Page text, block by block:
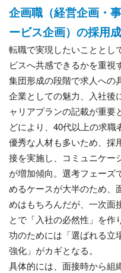
企画職（経営企画・
ービス企画）の採用
転職で実現したいこととし
ビスへ共感できるかを重視
集団形成の段階で求人への
企業としての魅力、入社後
ャリアプランの記載が重要
どにより、40代以上の求職
優秀な人材も多いため、採
接を実施し、コミュニケー
が増加傾向。選考フェーズ
めるケースが大半のため、
めはもちろんだが、一次面
とで「入社の必然性」を作
功のためには「選ばれる立
強化」がカギとなる。
具体的には、面接時から組